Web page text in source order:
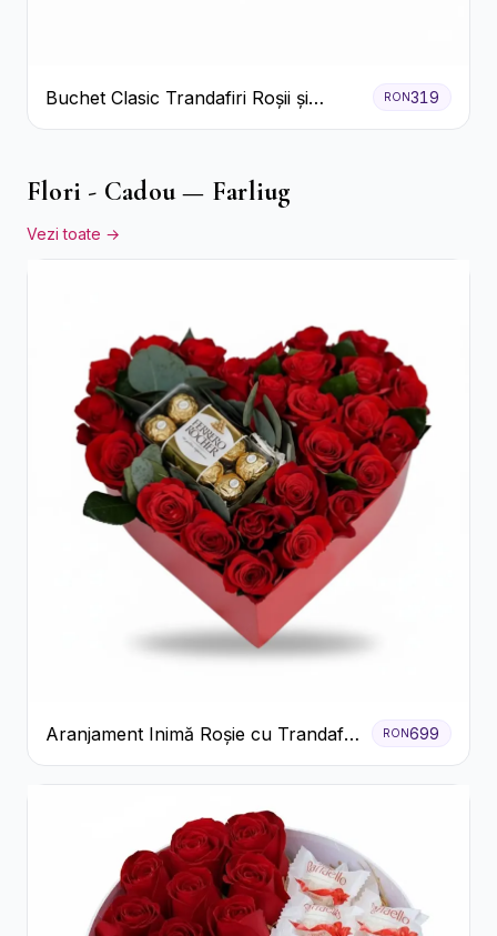
Buchet Clasic Trandafiri Roșii și
Eucalipt
RON319
Flori - Cadou — Farliug
Vezi toate →
Aranjament Inimă Roșie cu Trandafiri
și Ferrero Rocher Premium
RON699